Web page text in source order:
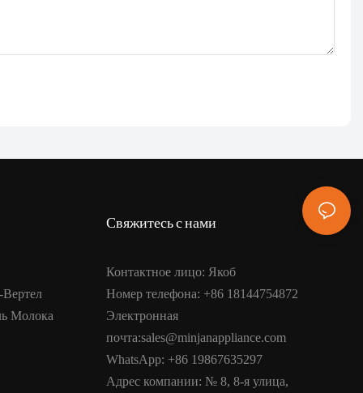
Вертел
Молока
Свяжитесь с нами
Контактное лицо: Якоб
Номер телефона: +86 18144754872
Электронная
почта:sales@minjanappliance.com
WhatsApp: +86 19867635297
Адрес компании: № 8, 8-я улица,